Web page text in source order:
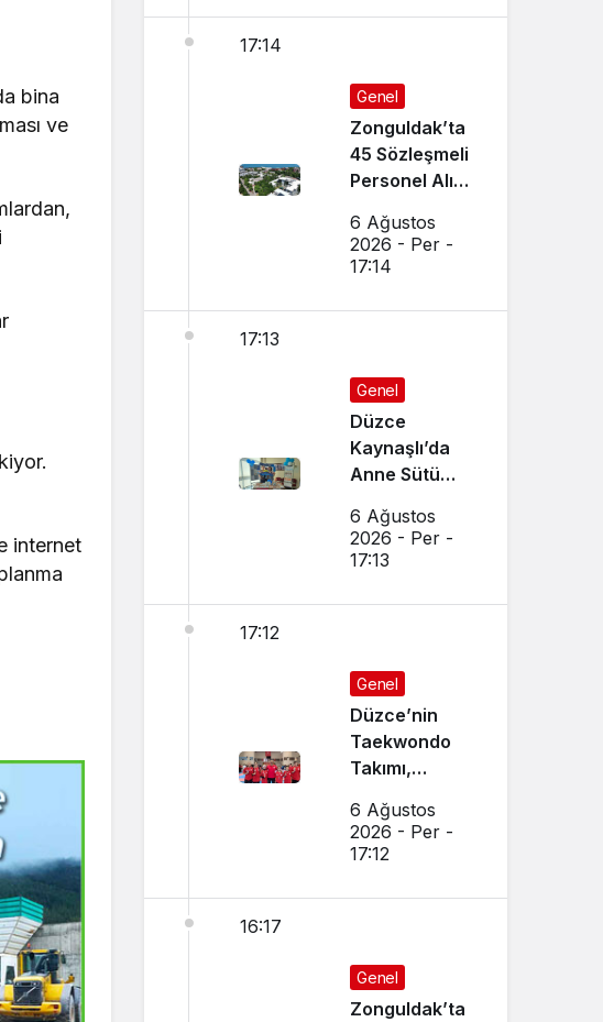
bina
ve
internet
17:14
Genel
Zonguldak’ta
45 Sözleşmeli
Personel Alımı
6 Ağustos
2026 - Per -
17:14
17:13
Genel
Düzce
Kaynaşlı’da
Anne Sütü
İçin Etkinlik
Düzenlendi
6 Ağustos
2026 - Per -
17:13
17:12
Genel
Düzce’nin
Taekwondo
Takımı,
Başarı
Sağladı
6 Ağustos
2026 - Per -
17:12
16:17
Genel
Zonguldak’ta